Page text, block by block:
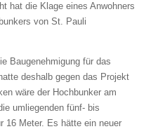
hat die Klage eines Anwohners
von St. Pauli
Baugenehmigung für das
deshalb gegen das Projekt
wäre der Hochbunker am
umliegenden fünf- bis
16 Meter. Es hätte ein neuer